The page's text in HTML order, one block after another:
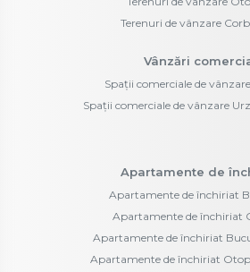
Terenuri de vânzare
Vânzări
Spații comerciale de
Spații comerciale de vânzare
Apartamente de
Apartamente de închiriat
Apartamente de închiriat
Apartamente de închiriat
Apartamente de închiriat